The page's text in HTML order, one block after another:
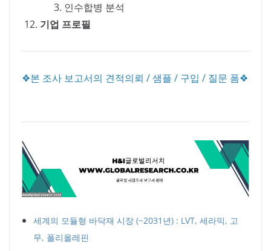
인수합병 분석
기업 프로필
❖본 조사 보고서의 견적의뢰 / 샘플 / 구입 / 질문 폼❖
세계의 모듈형 바닥재 시장 (~2031년) : LVT, 세라믹, 고
무, 폴리올레핀